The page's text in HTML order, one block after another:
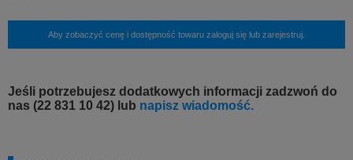
Aby zobaczyć cenę i dostępność towaru zaloguj się lub zarejestruj.
Jeśli potrzebujesz dodatkowych informacji zadzwoń do
nas (22 831 10 42) lub napisz wiadomość.